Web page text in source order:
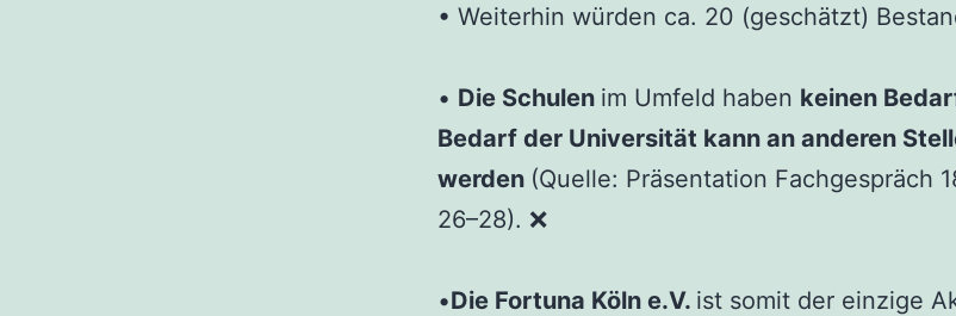
• Weiterhin würden ca. 20 (geschätzt)
• Die Schulen im Umfeld haben keinen
Bedarf der Universität kann an anderen
werden (Quelle: Präsentation Fachgespräch
26–28). ❌
•Die Fortuna Köln e.V. ist somit der einzige